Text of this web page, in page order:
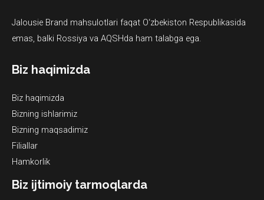
Jalousie Brand mahsulotlari faqat O‘zbekiston Respublikasida
emas, balki Rossiya va AQSHda ham talabga ega.
Biz haqimizda
Biz haqimizda
Bizning ishlarimiz
Bizning maqsadimiz
Filiallar
Hamkorlik
Biz ijtimoiy tarmoqlarda